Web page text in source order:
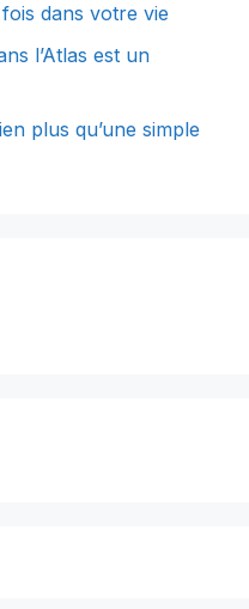
dans votre vie
l’Atlas est un
plus qu’une simple